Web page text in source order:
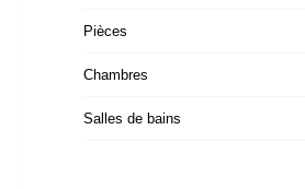
Pièces
Chambres
Salles de bains